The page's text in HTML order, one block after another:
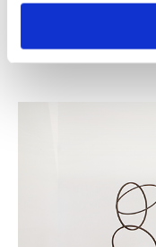
Guidad visning:
Guidad visning